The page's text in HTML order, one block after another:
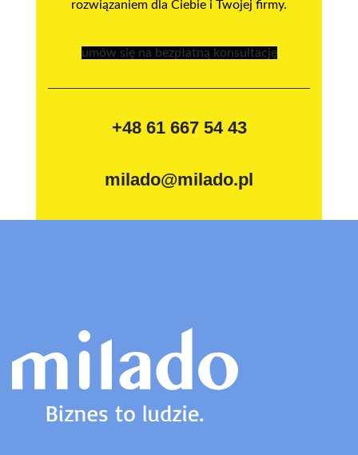
rozwiązaniem dla Ciebie i Twojej firmy.
umów się na bezpłatną konsultację
+48 61 667 54 43
milado@milado.pl